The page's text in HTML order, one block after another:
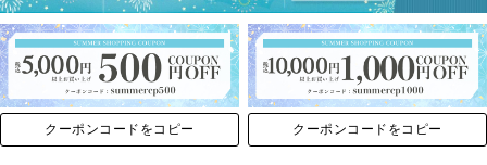
クーポンコードをコピー クーポンコードをコピー